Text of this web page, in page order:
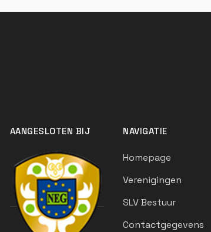
AANGESLOTEN BIJ NAVIGATIE
Homepage
Verenigingen
SLV Bestuur
Contactgegevens